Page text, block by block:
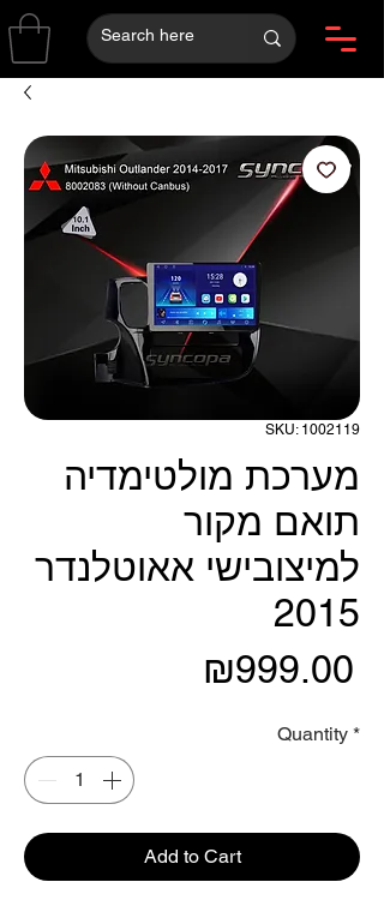
SKU: 1002119
מערכת מולטימדיה
תואם מקור
למיצובישי אאוטלנדר
2015
₪999.00
Quantity *
Add to Cart